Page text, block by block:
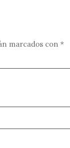
marcados con *